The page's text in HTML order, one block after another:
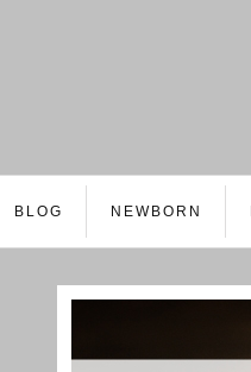
BLOG NEWBORN